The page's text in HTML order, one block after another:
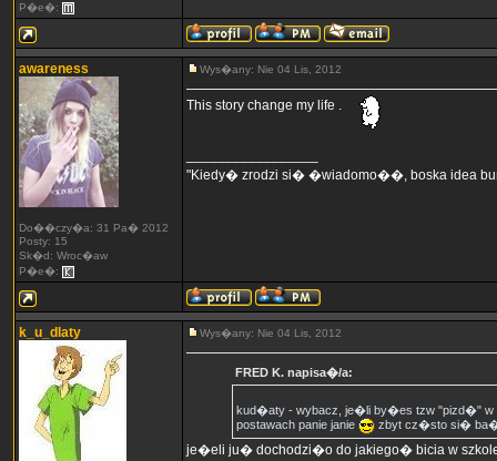
P�e�:
awareness
Do��czy�a: 31 Pa� 2012
Posty: 15
Sk�d: Wroc�aw
P�e�:
Wys�any: Nie 04 Lis, 2012
This story change my life .
"Kiedy� zrodzi si� �wiadomo��, boska idea
k_u_dlaty Wys�any: Nie 04 Lis, 2012
FRED K. napisa�/a:
kud�aty - wybacz, je�li by�es tzw "pizd�" w
postawach panie janie
zbyt cz�sto si�
je�eli ju� dochodzi�o do jakiego� bicia w